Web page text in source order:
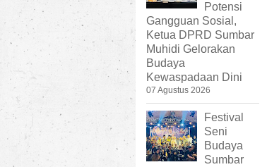
Potensi
Gangguan Sosial,
Ketua DPRD Sumbar
Muhidi Gelorakan
Budaya
Kewaspadaan Dini
07 Agustus 2026
Festival
Seni
Budaya
Sumbar